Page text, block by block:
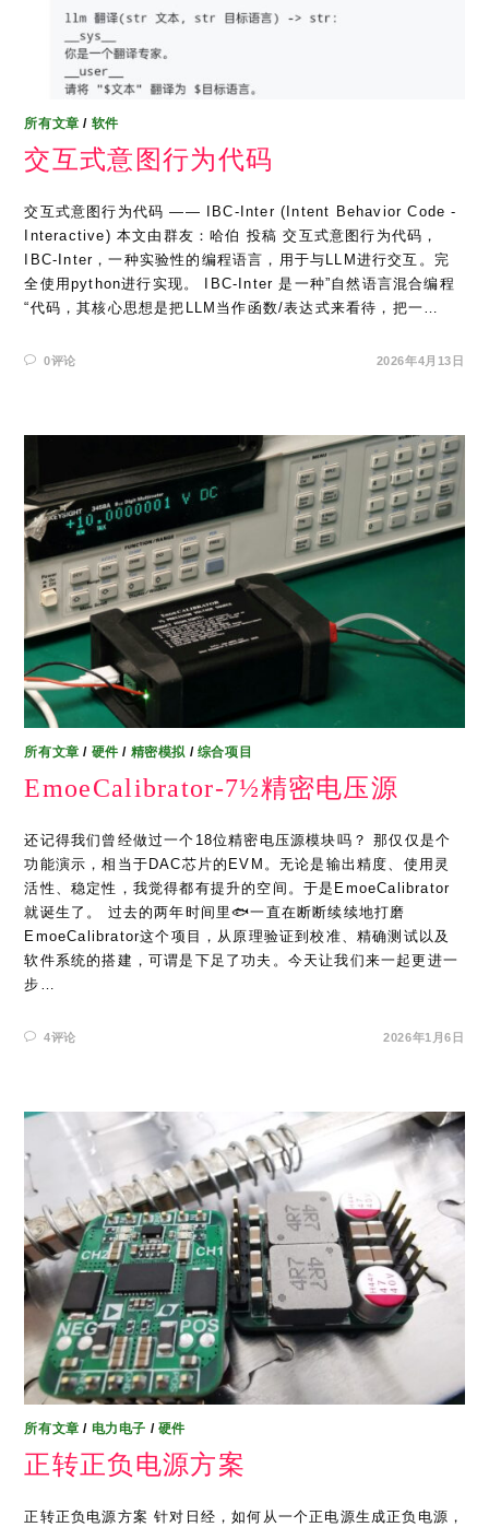
所有文章 / 软件
交互式意图行为代码
交互式意图行为代码 —— IBC-Inter (Intent Behavior Code -
Interactive) 本文由群友：哈伯 投稿 交互式意图行为代码，
IBC-Inter，一种实验性的编程语言，用于与LLM进行交互。完
全使用python进行实现。 IBC-Inter 是一种”自然语言混合编程
“代码，其核心思想是把LLM当作函数/表达式来看待，把一…
0评论 2026年4月13日
所有文章 / 硬件 / 精密模拟 / 综合项目
EmoeCalibrator-7½精密电压源
还记得我们曾经做过一个18位精密电压源模块吗？ 那仅仅是个
功能演示，相当于DAC芯片的EVM。无论是输出精度、使用灵
活性、稳定性，我觉得都有提升的空间。于是EmoeCalibrator
就诞生了。 过去的两年时间里🐟一直在断断续续地打磨
EmoeCalibrator这个项目，从原理验证到校准、精确测试以及
软件系统的搭建，可谓是下足了功夫。今天让我们来一起更进一
步…
4评论 2026年1月6日
所有文章 / 电力电子 / 硬件
正转正负电源方案
正转正负电源方案 针对日经，如何从一个正电源生成正负电源，